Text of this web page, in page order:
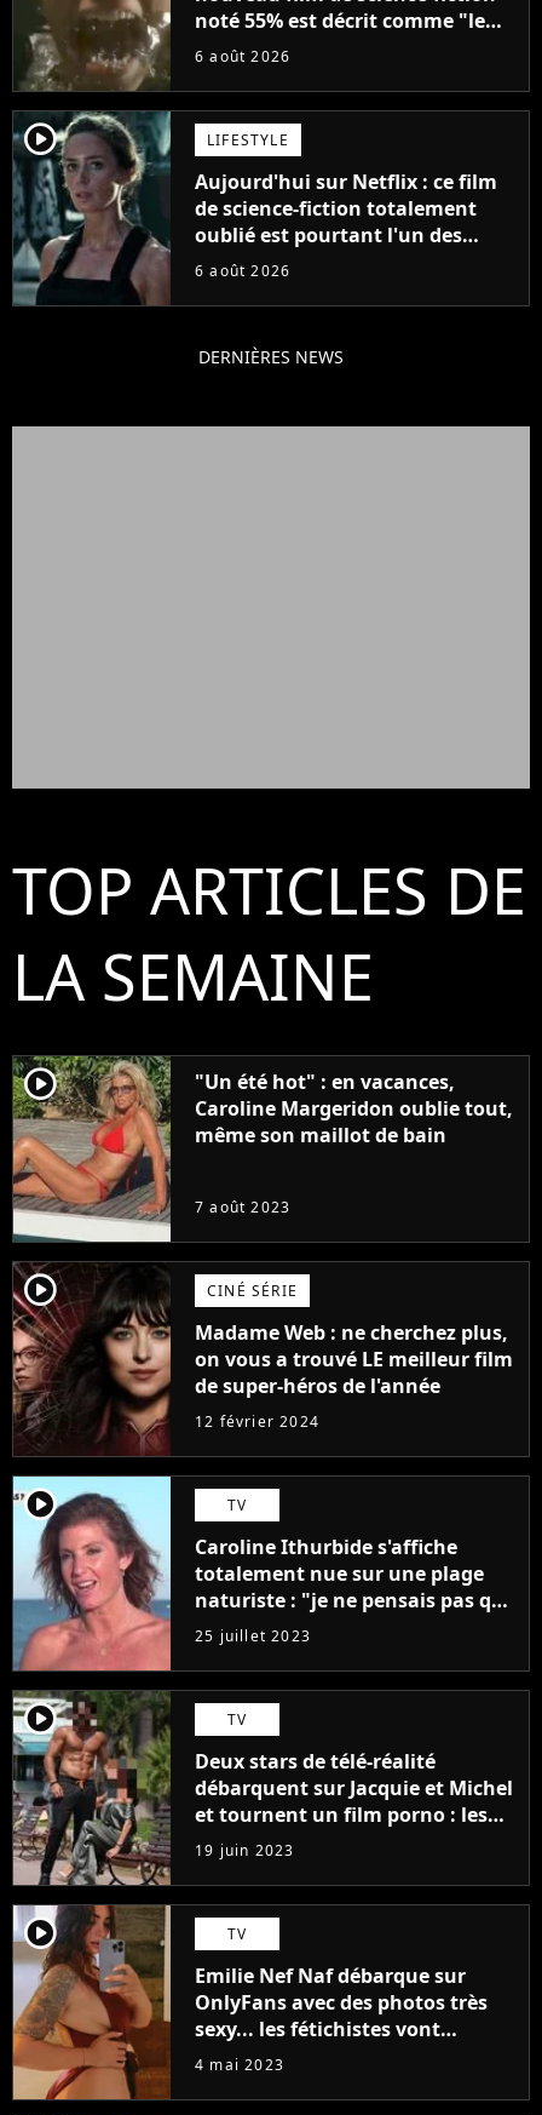
noté 55% est décrit comme "le
plus stupide de l'année"
6 août 2026
player2 LIFESTYLE
Aujourd'hui sur Netflix : ce film
de science-fiction totalement
oublié est pourtant l'un des
meilleurs des années 2010
6 août 2026
DERNIÈRES NEWS
TOP ARTICLES DE
LA SEMAINE
player2
"Un été hot" : en vacances,
Caroline Margeridon oublie tout,
même son maillot de bain
7 août 2023
player2 CINÉ SÉRIE
Madame Web : ne cherchez plus,
on vous a trouvé LE meilleur film
de super-héros de l'année
12 février 2024
player2 TV
Caroline Ithurbide s'affiche
totalement nue sur une plage
naturiste : "je ne pensais pas que
j'arriverais à le faire..."
25 juillet 2023
player2 TV
Deux stars de télé-réalité
débarquent sur Jacquie et Michel
et tournent un film porno : les
premières images du tournage
(exclu)
19 juin 2023
player2 TV
Emilie Nef Naf débarque sur
OnlyFans avec des photos très
sexy... les fétichistes vont
prendre leur pied !
4 mai 2023